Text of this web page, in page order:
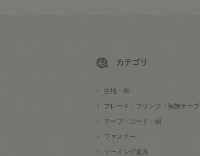
カテゴリ
生地・布
ブレード・フリンジ・装飾テープ
テープ・コード・紐
ファスナー
ソーイング道具